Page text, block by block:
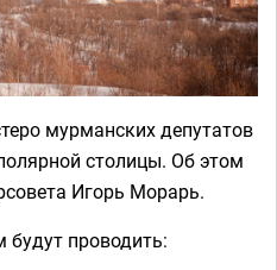
мурманских депутатов
столицы. Об этом
Игорь Морарь.
будут проводить: